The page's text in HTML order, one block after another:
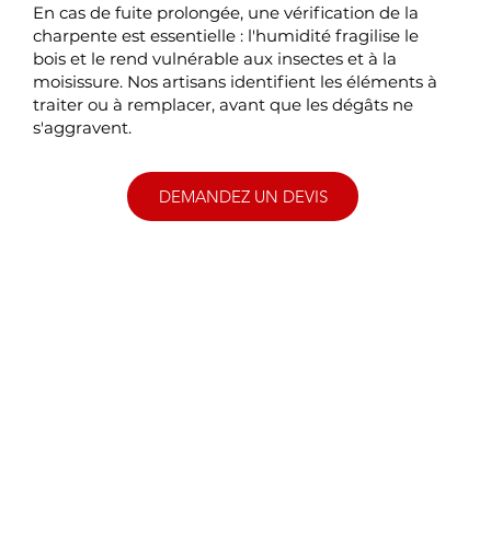
En cas de fuite prolongée, une vérification de la
charpente est essentielle : l'humidité fragilise le
bois et le rend vulnérable aux insectes et à la
moisissure. Nos artisans identifient les éléments à
traiter ou à remplacer, avant que les dégâts ne
s'aggravent.
DEMANDEZ UN DEVIS